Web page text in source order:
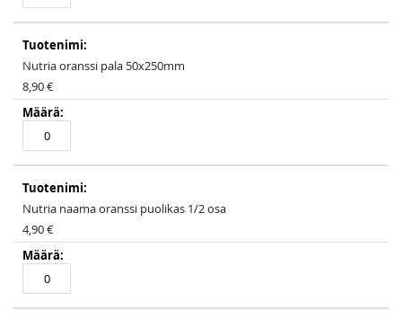
Nutria oranssi pala 50x250mm
8,90 €
Nutria naama oranssi puolikas 1/2 osa
4,90 €